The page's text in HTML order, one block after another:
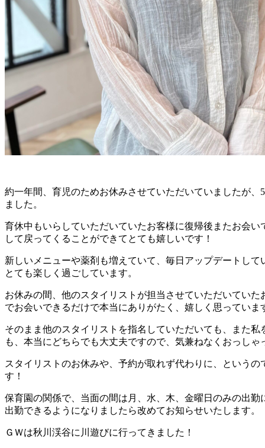
約一年間、育児のためお休みさせていただいていましたが、
ました。
育休中もいらしていただいていたお客様に復帰後またお会い
して戻ってくることができてとても嬉しいです！
新しいメニューや薬剤も増えていて、毎日アップデートして
とても楽しく過ごしています。
お休みの間、他のスタイリストが担当させていただいていた
でお会いできるだけで本当にありがたく、嬉しく思っていま
そのまま他のスタイリストを指名していただいても、また私
も、本当にどちらでも大丈夫ですので、気兼ねなくおっしゃ
スタイリストのお休みや、予約が取れず代わりに、というの
す！
保育園の関係で、当面の間は月、水、木、金曜日のみの出勤
出勤できるようになりましたら改めてお知らせいたします。
ＧＷは秋川渓谷に川遊びに行ってきました！